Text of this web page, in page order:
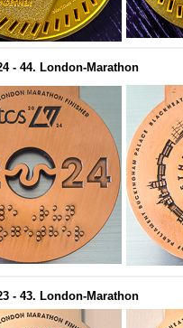
- 44. London-Marathon
- 43. London-Marathon